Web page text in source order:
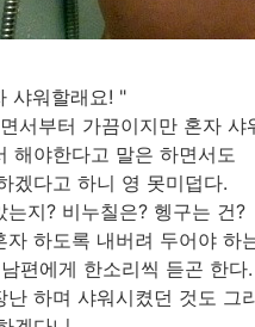
샤워할래요! "
서부터 가끔이지만 혼자 샤
해야한다고 말은 하면서도
겠다고 하니 영 못미덥다.
는지? 비누칠은? 헹구는 건?
하도록 내버려 두어야 하
편에게 한소리씩 듣곤 한다.
난 하며 샤워시켰던 것도 그